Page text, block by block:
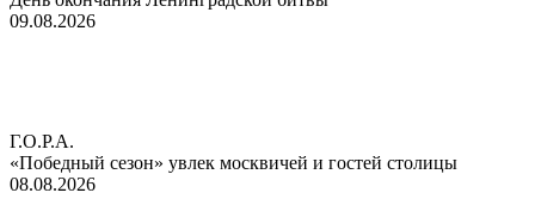
09.08.2026
Г.О.Р.А.
«Победный сезон» увлек москвичей и гостей столицы
08.08.2026